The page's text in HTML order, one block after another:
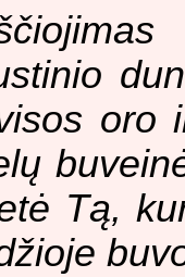
oro
Tą,